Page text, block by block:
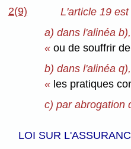
2(9)
L'article 19
a) dans l'alinéa
«ou de souffrir
b) dans l'alinéa
« les pratiques
c) par abrogation
LOI SUR